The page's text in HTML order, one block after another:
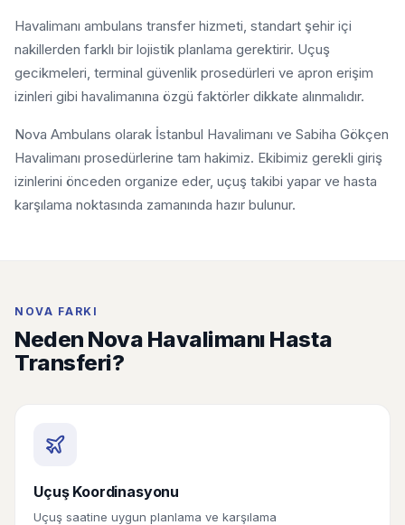
Havalimanı ambulans transfer hizmeti, standart şehir içi
nakillerden farklı bir lojistik planlama gerektirir. Uçuş
gecikmeleri, terminal güvenlik prosedürleri ve apron erişim
izinleri gibi havalimanına özgü faktörler dikkate alınmalıdır.
Nova Ambulans olarak İstanbul Havalimanı ve Sabiha Gökçen
Havalimanı prosedürlerine tam hakimiz. Ekibimiz gerekli giriş
izinlerini önceden organize eder, uçuş takibi yapar ve hasta
karşılama noktasında zamanında hazır bulunur.
NOVA FARKI
Neden Nova Havalimanı Hasta
Transferi?
Uçuş Koordinasyonu
Uçuş saatine uygun planlama ve karşılama